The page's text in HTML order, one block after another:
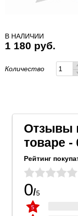
В НАЛИЧИИ
1 180 руб.
Количество
Отзывы
товаре -
Рейтинг
0/5